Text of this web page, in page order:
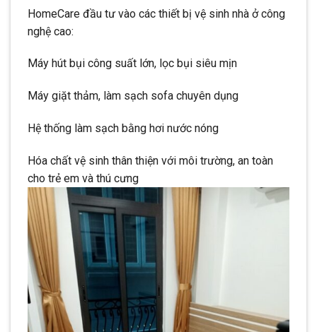
HomeCare đầu tư vào các thiết bị vệ sinh nhà ở công
nghệ cao:
Máy hút bụi công suất lớn, lọc bụi siêu mịn
Máy giặt thảm, làm sạch sofa chuyên dụng
Hệ thống làm sạch bằng hơi nước nóng
Hóa chất vệ sinh thân thiện với môi trường, an toàn
cho trẻ em và thú cưng